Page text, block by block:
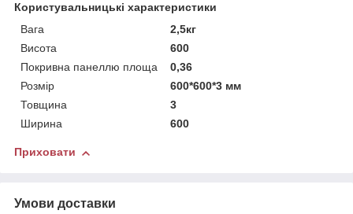
Користувальницькі характеристики
Вага
2,5кг
Висота
600
Покривна панеллю площа
0,36
Розмір
600*600*3 мм
Товщина
3
Ширина
600
Приховати
Умови доставки